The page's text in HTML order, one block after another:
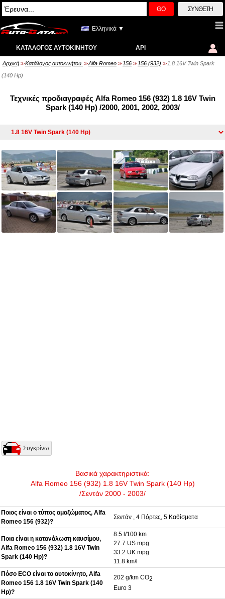
GO ΣΎΝΘΕΤΗ
Ελληνικά ▼
ΚΑΤΆΛΟΓΟΣ ΑΥΤΟΚΙΝΉΤΟΥ API
Αρχική >> Κατάλογος αυτοκινήτου >> Alfa Romeo >> 156 >> 156 (932) >> 1.8 16V Twin Spark
(140 Hp)
Τεχνικές προδιαγραφές Alfa Romeo 156 (932) 1.8 16V Twin
Spark (140 Hp) /2000, 2001, 2002, 2003/
Συγκρίνω
Βασικά χαρακτηριστικά:
Alfa Romeo 156 (932) 1.8 16V Twin Spark (140 Hp)
/Σεντάν 2000 - 2003/
Ποιος είναι ο τύπος αμαξώματος, Alfa
Romeo 156 (932)?
Σεντάν , 4 Πόρτες, 5 Καθίσματα
Ποια είναι η κατανάλωση καυσίμου,
Alfa Romeo 156 (932) 1.8 16V Twin
Spark (140 Hp)?
8.5 l/100 km
27.7 US mpg
33.2 UK mpg
11.8 km/l
Πόσο ECO είναι το αυτοκίνητο, Alfa
Romeo 156 1.8 16V Twin Spark (140
Hp)?
202 g/km CO2
Euro 3